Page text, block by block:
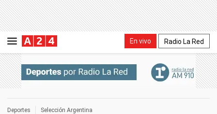
En vivo Radio La Red
Deportes Selección Argentina